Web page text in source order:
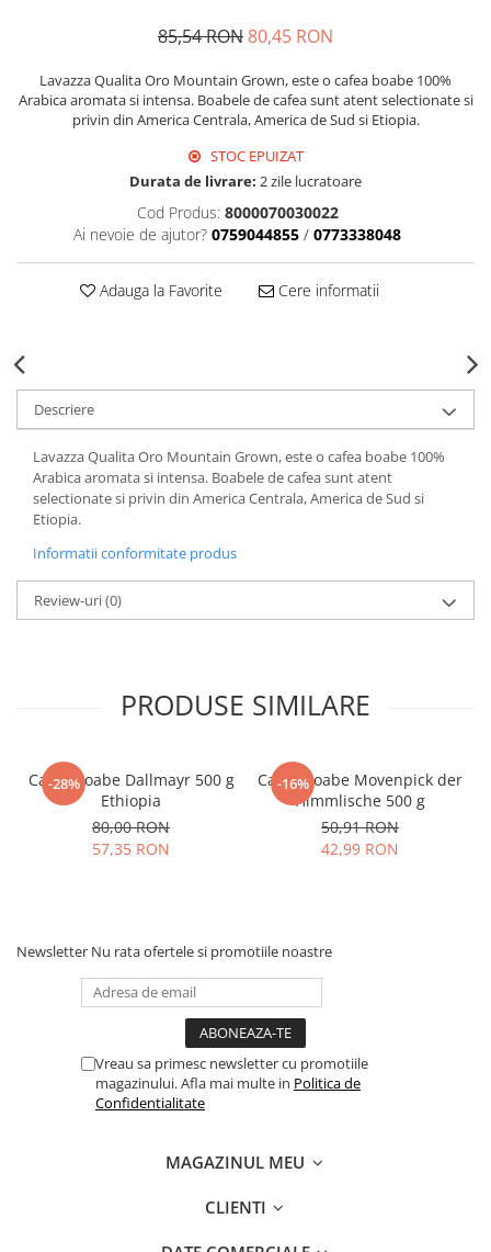
85,54 RON80,45 RON
Lavazza Qualita Oro Mountain Grown, este o cafea boabe 100%
Arabica aromata si intensa. Boabele de cafea sunt atent selectionate si
privin din America Centrala, America de Sud si Etiopia.
STOC EPUIZAT
Durata de livrare: 2 zile lucratoare
Cod Produs: 8000070030022
Ai nevoie de ajutor? 0759044855 / 0773338048
Adauga la Favorite Cere informatii
Descriere
Lavazza Qualita Oro Mountain Grown, este o cafea boabe 100%
Arabica aromata si intensa. Boabele de cafea sunt atent
selectionate si privin din America Centrala, America de Sud si
Etiopia.
Informatii conformitate produs
Review-uri(0)
PRODUSE SIMILARE
-28%
Cafea boabe Dallmayr 500 g
Ethiopia
80,00 RON
57,35 RON
-16%
Cafea boabe Movenpick der
Himmlische 500 g
50,91 RON
42,99 RON
Newsletter Nu rata ofertele si promotiile noastre
Vreau sa primesc newsletter cu promotiile
magazinului. Afla mai multe in Politica de
Confidentialitate
MAGAZINUL MEU
CLIENTI